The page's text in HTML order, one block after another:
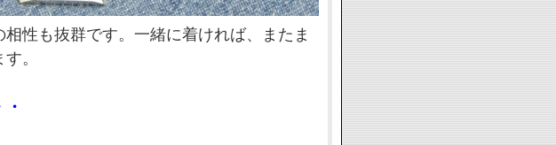
相性も抜群です。一緒に着ければ、またま
。